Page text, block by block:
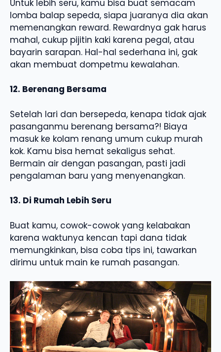
Untuk lebih seru, kamu bisa buat semacam
lomba balap sepeda, siapa juaranya dia akan
memenangkan reward. Rewardnya gak harus
mahal, cukup pijitin kaki karena pegal, atau
bayarin sarapan. Hal-hal sederhana ini, gak
akan membuat dompetmu kewalahan.
12. Berenang Bersama
Setelah lari dan bersepeda, kenapa tidak ajak
pasanganmu berenang bersama?! Biaya
masuk ke kolam renang umum cukup murah
kok. Kamu bisa hemat sekaligus sehat.
Bermain air dengan pasangan, pasti jadi
pengalaman baru yang menyenangkan.
13. Di Rumah Lebih Seru
Buat kamu, cowok-cowok yang kelabakan
karena waktunya kencan tapi dana tidak
memungkinkan, bisa coba tips ini, tawarkan
dirimu untuk main ke rumah pasangan.